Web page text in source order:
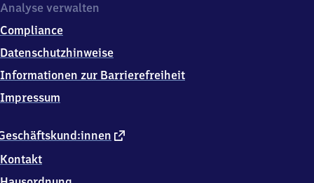
0
4
9
Neumark
externer
Kontakt
Analyse verwalten
Compliance
Datenschutzhinweise
Informationen zur Barrierefreiheit
Impressum